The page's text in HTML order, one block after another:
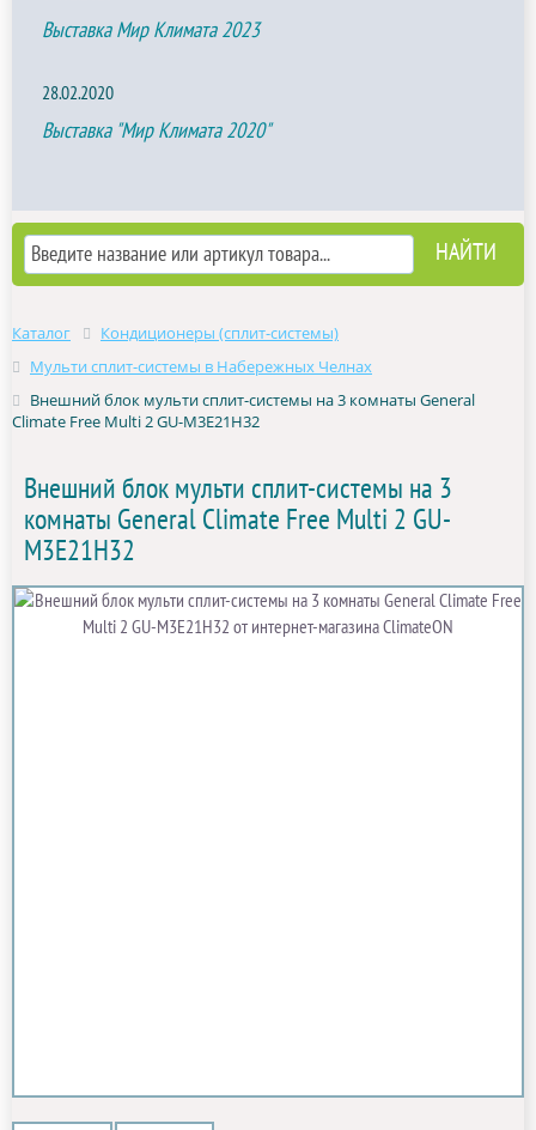
Выставка Мир Климата 2023
28.02.2020
Выставка "Мир Климата 2020"
Каталог
Кондиционеры (сплит-системы)
Мульти сплит-системы в Набережных Челнах
Внешний блок мульти сплит-системы на 3 комнаты General
Climate Free Multi 2 GU-M3E21H32
Внешний блок мульти сплит-системы на 3
комнаты General Climate Free Multi 2 GU-
M3E21H32